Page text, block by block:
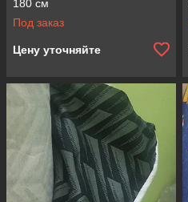
180 см
Под заказ
Цену уточняйте